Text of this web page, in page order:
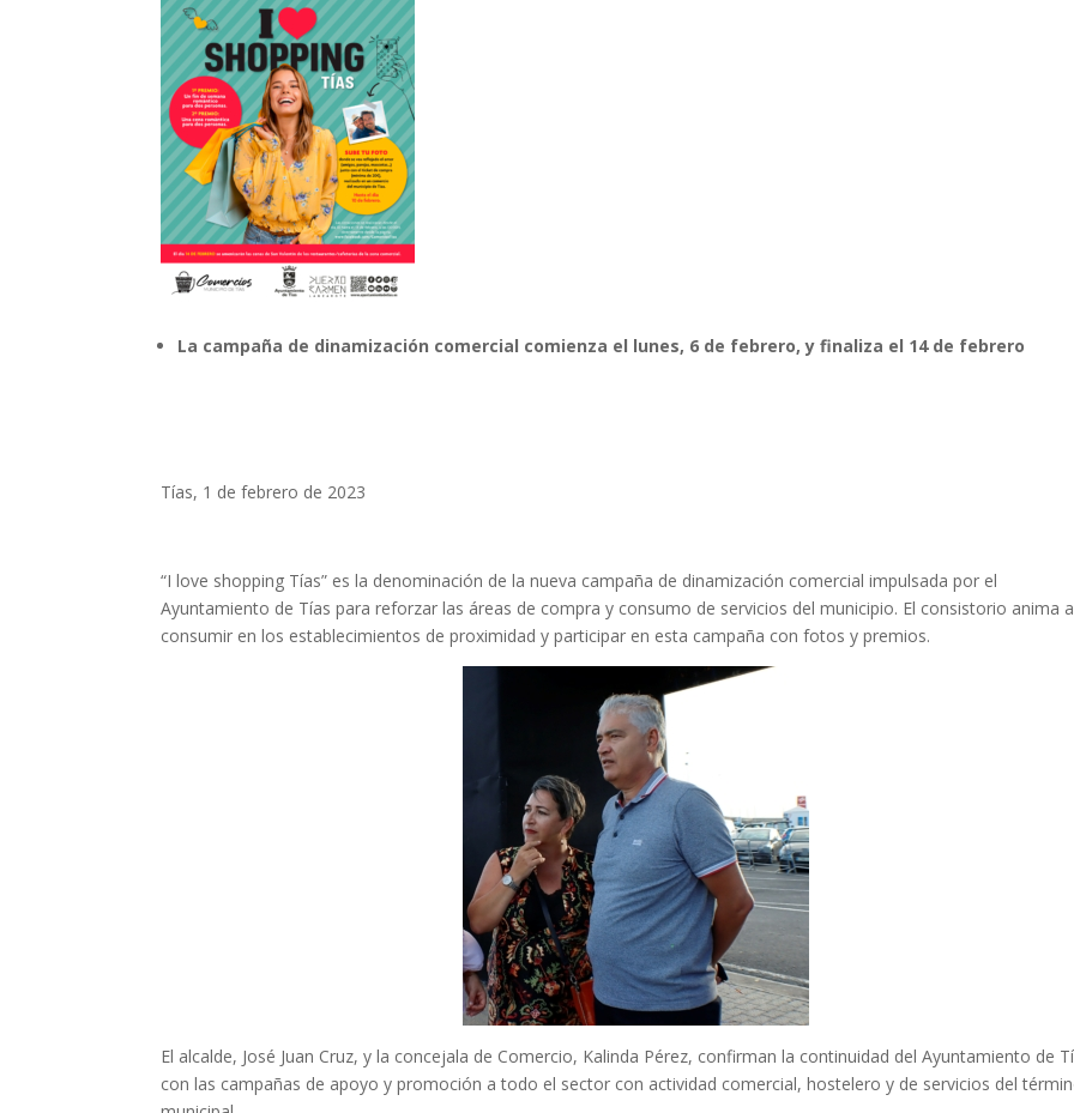
La campaña de dinamización comercial comienza el lunes, 6 de febrero, y finaliza el 14 de febrero
Tías, 1 de febrero de 2023
“I love shopping Tías” es la denominación de la nueva campaña de dinamización comercial impulsada por el
Ayuntamiento de Tías para reforzar las áreas de compra y consumo de servicios del municipio. El consistorio anima a
consumir en los establecimientos de proximidad y participar en esta campaña con fotos y premios.
El alcalde, José Juan Cruz, y la concejala de Comercio, Kalinda Pérez, confirman la continuidad del Ayuntamiento de
con las campañas de apoyo y promoción a todo el sector con actividad comercial, hostelero y de servicios del